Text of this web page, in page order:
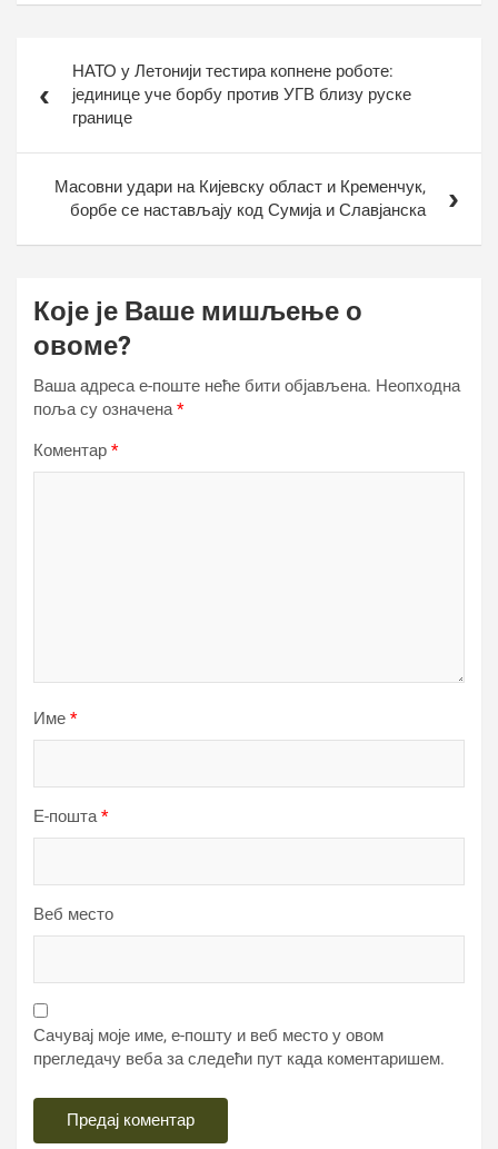
чланкаНАТО у Летонији тестира копнене роботе:
јединице уче борбу против УГВ близу руске
границе
Масовни удари на Кијевску област и Кременчук,
борбе се настављају код Сумија и Славјанска
Које је Ваше мишљење о
овоме?
Ваша адреса е-поште неће бити објављена. Неопходна
поља су означена*
Коментар *
Име *
Е-пошта*
Веб место
Сачувај моје име, е-пошту и веб место у овом
прегледачу веба за следећи пут када коментаришем.